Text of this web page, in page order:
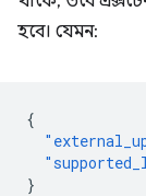
হবে। যেমন:
{
}